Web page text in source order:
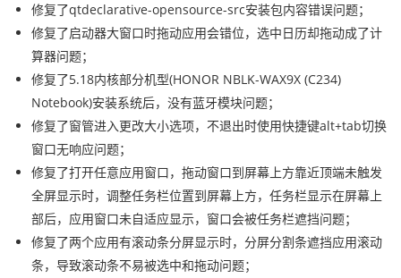
修复了qtdeclarative-opensource-src安装包内容错误问题；
修复了启动器大窗口时拖动应用会错位，选中日历却拖动成了计
算器问题；
修复了5.18内核部分机型(HONOR NBLK-WAX9X (C234)
Notebook)安装系统后，没有蓝牙模块问题；
修复了窗管进入更改大小选项，不退出时使用快捷键alt+tab切换
窗口无响应问题；
修复了打开任意应用窗口，拖动窗口到屏幕上方靠近顶端未触发
全屏显示时，调整任务栏位置到屏幕上方，任务栏显示在屏幕上
部后，应用窗口未自适应显示，窗口会被任务栏遮挡问题；
修复了两个应用有滚动条分屏显示时，分屏分割条遮挡应用滚动
条，导致滚动条不易被选中和拖动问题；